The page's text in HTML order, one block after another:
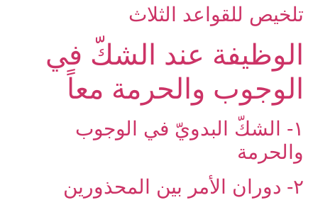
تلخيص للقواعد الثلاث
الوظيفة عند الشكّ في
‏الوجوب والحرمة معاً
۱- الشكّ البدويّ في الوجوب
والحرمة
۲- دوران الأمر بين المحذورين